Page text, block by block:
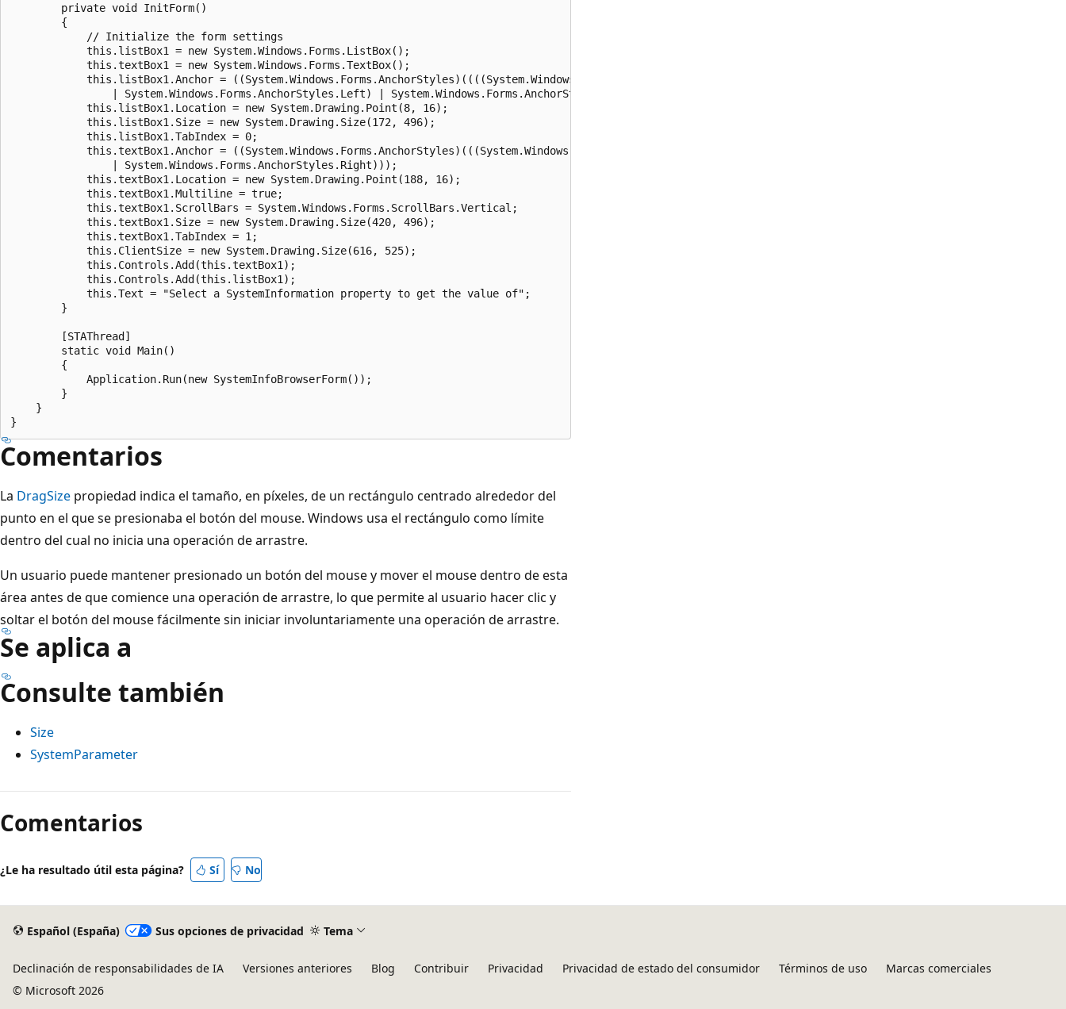
        private void InitForm()
        {
            // Initialize the form settings
            this.listBox1 = new System.Windows.Forms.ListBox();
            this.textBox1 = new System.Windows.Forms.TextBox();
            this.listBox1.Anchor = ((System.Windows.Forms.AnchorStyles)((((System.Windows.Forms.AnchorStyles.Top | System.Windows.Forms.AnchorStyles.Bottom)
                | System.Windows.Forms.AnchorStyles.Left) | System.Windows.Forms.AnchorStyles.Right)));
            this.listBox1.Location = new System.Drawing.Point(8, 16);
            this.listBox1.Size = new System.Drawing.Size(172, 496);
            this.listBox1.TabIndex = 0;
            this.textBox1.Anchor = ((System.Windows.Forms.AnchorStyles)(((System.Windows.Forms.AnchorStyles.Top | System.Windows.Forms.AnchorStyles.Bottom)
                | System.Windows.Forms.AnchorStyles.Right)));
            this.textBox1.Location = new System.Drawing.Point(188, 16);
            this.textBox1.Multiline = true;
            this.textBox1.ScrollBars = System.Windows.Forms.ScrollBars.Vertical;
            this.textBox1.Size = new System.Drawing.Size(420, 496);
            this.textBox1.TabIndex = 1;
            this.ClientSize = new System.Drawing.Size(616, 525);
            this.Controls.Add(this.textBox1);
            this.Controls.Add(this.listBox1);
            this.Text = "Select a SystemInformation property to get the value of";
        }
        [STAThread]
        static void Main()
        {
            Application.Run(new SystemInfoBrowserForm());
        }
    }
Comentarios
La DragSize propiedad indica el tamaño, en píxeles, de un rectángulo centrado alrededor del
punto en el que se presionaba el botón del mouse. Windows usa el rectángulo como límite
dentro del cual no inicia una operación de arrastre.
Un usuario puede mantener presionado un botón del mouse y mover el mouse dentro de esta
área antes de que comience una operación de arrastre, lo que permite al usuario hacer clic y
soltar el botón del mouse fácilmente sin iniciar involuntariamente una operación de arrastre.
Se aplica a
Consulte también
Size
SystemParameter
Comentarios
¿Le ha resultado útil esta página? Sí No
Español (España) Sus opciones de privacidad Tema
Declinación de responsabilidades de IA Versiones anteriores Blog Contribuir Privacidad Privacidad de estado del consumidor Términos de uso
Marcas comerciales
© Microsoft 2026